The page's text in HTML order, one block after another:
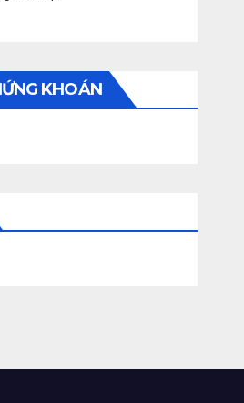
KHOÁN